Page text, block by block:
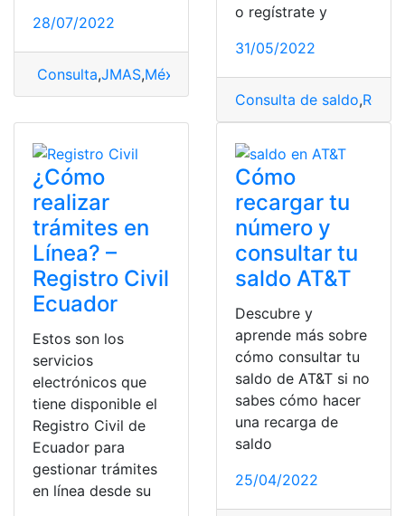
28/07/2022
Consulta,JMAS,México saldos
o regístrate y
31/05/2022
Consulta de saldo,
¿Cómo
realizar
trámites en
Línea? –
Registro Civil
Ecuador
Estos son los
servicios
electrónicos que
tiene disponible el
Registro Civil de
Ecuador para
gestionar trámites
en línea desde su
Cómo
recargar tu
número y
consultar tu
saldo AT&T
Descubre y
aprende más sobre
cómo consultar tu
saldo de AT&T si no
sabes cómo hacer
una recarga de
saldo
25/04/2022